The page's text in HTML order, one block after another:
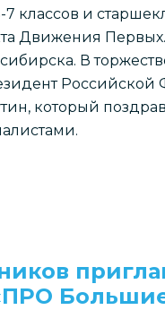
классов и
Движения
В
который